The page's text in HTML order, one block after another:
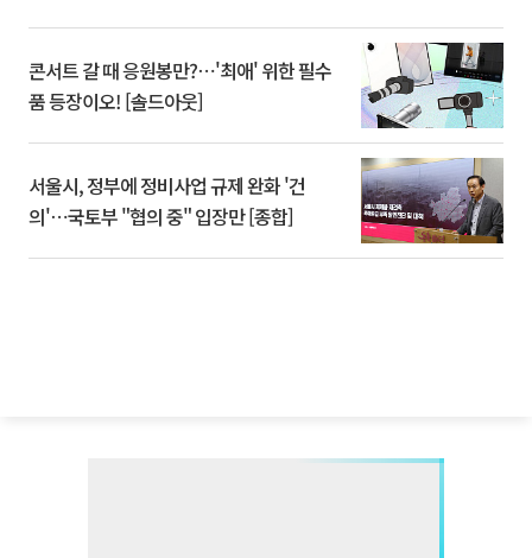
콘서트 갈 때 응원봉만?⋯'최애' 위한 필수
품 등장이오! [솔드아웃]
서울시, 정부에 정비사업 규제 완화 '건
의'⋯국토부 "협의 중" 입장만 [종합]